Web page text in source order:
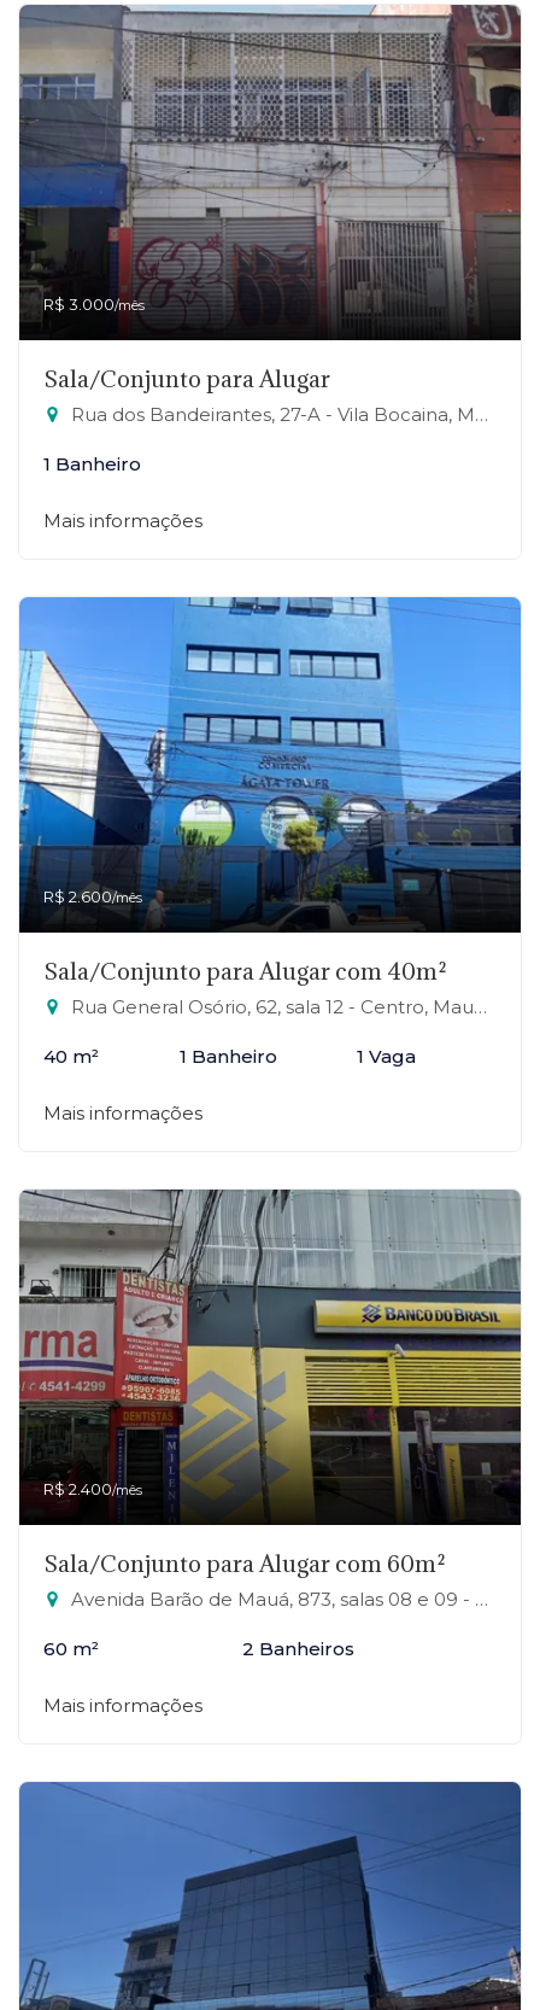
R$ 3.000/mês
Sala/Conjunto para Alugar
Rua dos Bandeirantes, 27-A - Vila Bocaina, Mauá-SP
1 Banheiro
Mais informações
R$ 2.600/mês
Sala/Conjunto para Alugar com 40m²
Rua General Osório, 62, sala 12 - Centro, Mauá-SP
40 m² 1 Banheiro 1 Vaga
Mais informações
R$ 2.400/mês
Sala/Conjunto para Alugar com 60m²
Avenida Barão de Mauá, 873, salas 08 e 09 - RP1 (Regiões de Planejamento), Mauá-SP
60 m² 2 Banheiros
Mais informações